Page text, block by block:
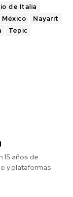
de Italia
México
Nayarit
Tepic
15 años de
y plataformas